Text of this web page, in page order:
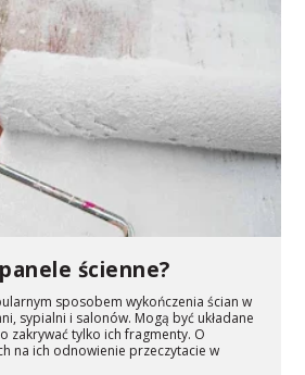
ścienne?
sposobem wykończenia ścian w
sypialni i salonów. Mogą być układane
zakrywać tylko ich fragmenty. O
na ich odnowienie przeczytacie w